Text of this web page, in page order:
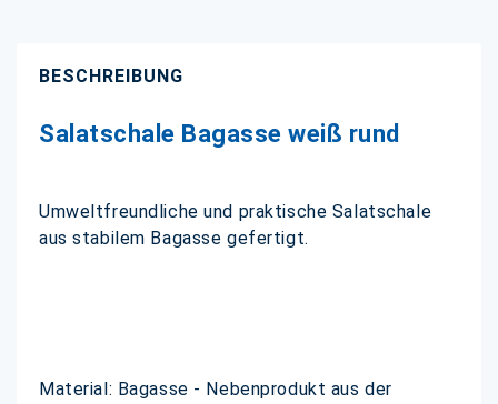
BESCHREIBUNG
Salatschale Bagasse weiß rund
Umweltfreundliche und praktische Salatschale
aus stabilem Bagasse gefertigt.
Material: Bagasse - Nebenprodukt aus der